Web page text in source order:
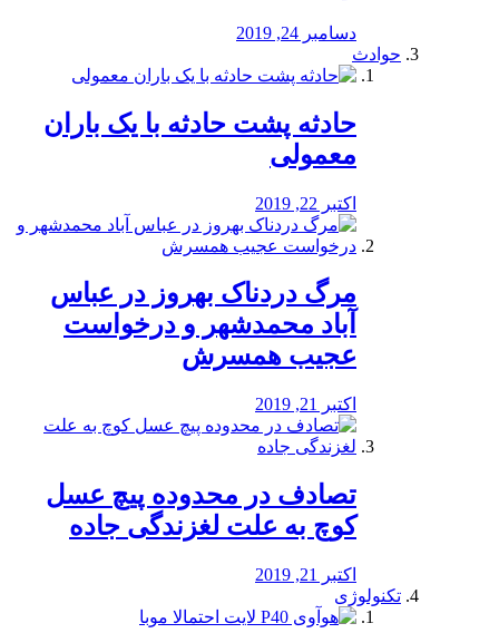
دسامبر 24, 2019
حوادث
️حادثه پشت حادثه با یک باران
معمولی
اکتبر 22, 2019
مرگ دردناک بهروز در عباس
آباد محمدشهر و درخواست
عجیب همسرش
اکتبر 21, 2019
تصادف در محدوده پیچ عسل
کوچ به علت لغزندگی جاده
اکتبر 21, 2019
تکنولوژی